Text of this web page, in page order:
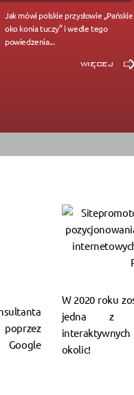
Jak mówi polskie przysłowie „Pańskie
oko konia tuczy” i wedle tego
powiedzenia...
więcej
W 2020 roku
jedna z
okolic!